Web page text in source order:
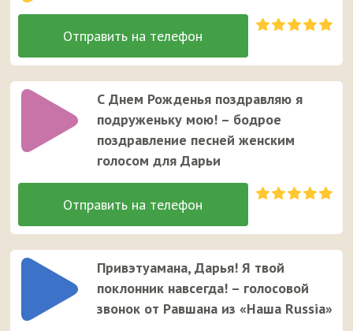
С Днем Рожденья поздравляю я
подруженьку мою! – бодрое
поздравление песней женским
голосом для Дарьи
Привэтуамана, Дарья! Я твой
поклонник навсегда! – голосовой
звонок от Равшана из «Наша Russia»